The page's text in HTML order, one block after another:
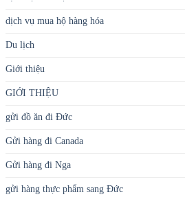
dịch vụ mua hộ hàng hóa
Du lịch
Giới thiệu
GIỚI THIỆU
gửi đồ ăn đi Đức
Gửi hàng đi Canada
Gửi hàng đi Nga
gửi hàng thực phẩm sang Đức